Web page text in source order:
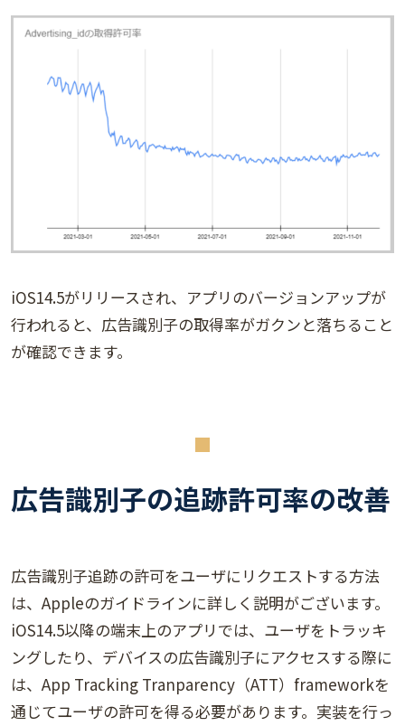
iOS14.5がリリースされ、アプリのバージョンアップが
行われると、広告識別子の取得率がガクンと落ちること
が確認できます。
広告識別子の追跡許可率の改善
広告識別子追跡の許可をユーザにリクエストする方法
は、Appleのガイドラインに詳しく説明がございます。
iOS14.5以降の端末上のアプリでは、ユーザをトラッキ
ングしたり、デバイスの広告識別子にアクセスする際に
は、App Tracking Tranparency（ATT）frameworkを
通じてユーザの許可を得る必要があります。実装を行っ